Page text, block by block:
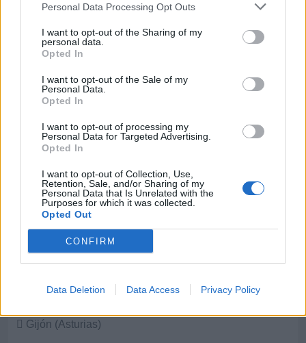
Personal Data Processing Opt Outs
I want to opt-out of the Sharing of my
personal data.
Opted In
I want to opt-out of the Sale of my
Personal Data.
Opted In
I want to opt-out of processing my
Personal Data for Targeted Advertising.
Opted In
I want to opt-out of Collection, Use,
Retention, Sale, and/or Sharing of my
Personal Data that Is Unrelated with the
Purposes for which it was collected.
Opted Out
CONFIRM
Data Deletion Data Access Privacy Policy
* Asepro Seguridad S.L.U.
Ver más
Gijón (Asturias)